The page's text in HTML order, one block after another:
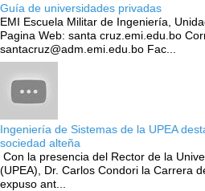
Guía de universidades privadas
EMI Escuela Militar de Ingeniería,
Pagina Web: santa cruz.emi.edu.bo
santacruz@adm.emi.edu.bo Fac...
Ingeniería de Sistemas de la UPEA
sociedad alteña
Con la presencia del Rector de la
(UPEA), Dr. Carlos Condori la Carrera
expuso ant...